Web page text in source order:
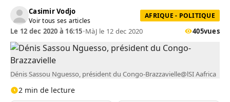
Casimir Vodjo
Voir tous ses articles
AFRIQUE - POLITIQUE
Le 12 dec 2020 à 16:15•MàJ le 12 dec 2020 405vues
Dénis Sassou Nguesso, président du Congo-Brazzavielle@lSI Aafrica
2 min de lecture